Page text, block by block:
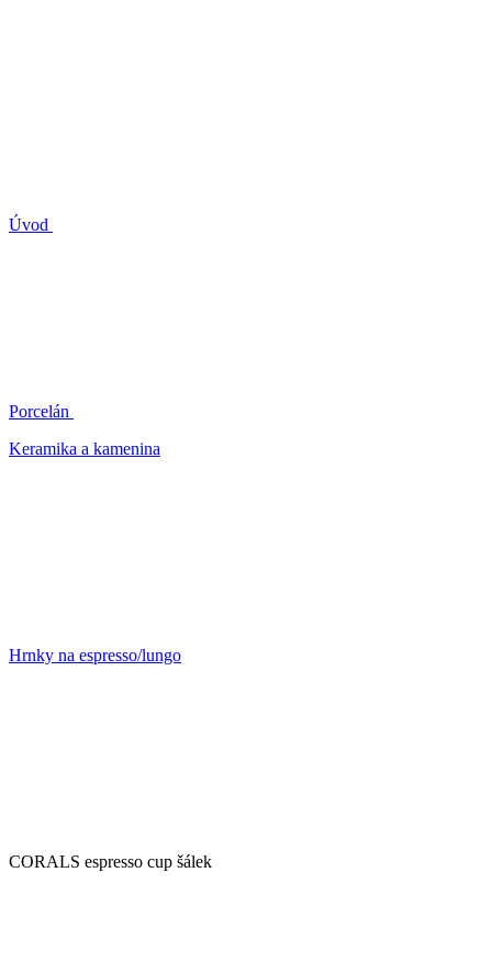
Úvod
Porcelán
Keramika a kamenina
Hrnky na espresso/lungo
CORALS espresso cup šálek